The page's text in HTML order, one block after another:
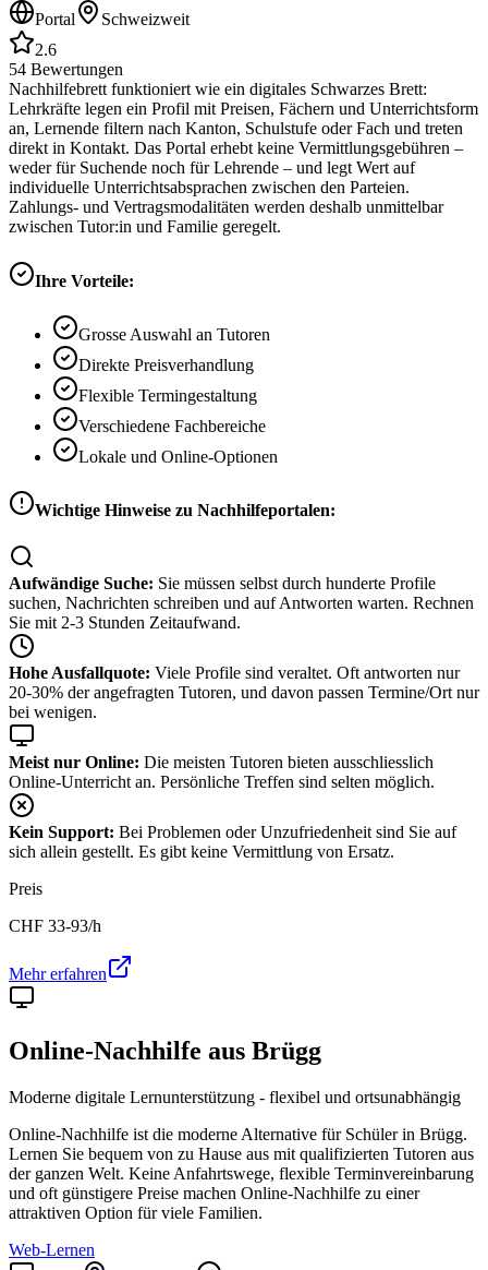
Portal
Schweizweit
2.6
54 Bewertungen
Nachhilfebrett funktioniert wie ein digitales Schwarzes Brett:
Lehrkräfte legen ein Profil mit Preisen, Fächern und Unterrichtsform
an, Lernende filtern nach Kanton, Schulstufe oder Fach und treten
direkt in Kontakt. Das Portal erhebt keine Vermittlungsgebühren –
weder für Suchende noch für Lehrende – und legt Wert auf
individuelle Unterrichtsabsprachen zwischen den Parteien.
Zahlungs- und Vertragsmodalitäten werden deshalb unmittelbar
zwischen Tutor:in und Familie geregelt.
Ihre Vorteile:
Grosse Auswahl an Tutoren
Direkte Preisverhandlung
Flexible Termingestaltung
Verschiedene Fachbereiche
Lokale und Online-Optionen
Wichtige Hinweise zu Nachhilfeportalen:
Aufwändige Suche: Sie müssen selbst durch hunderte Profile
suchen, Nachrichten schreiben und auf Antworten warten. Rechnen
Sie mit 2-3 Stunden Zeitaufwand.
Hohe Ausfallquote: Viele Profile sind veraltet. Oft antworten nur
20-30% der angefragten Tutoren, und davon passen Termine/Ort nur
bei wenigen.
Meist nur Online: Die meisten Tutoren bieten ausschliesslich
Online-Unterricht an. Persönliche Treffen sind selten möglich.
Kein Support: Bei Problemen oder Unzufriedenheit sind Sie auf
sich allein gestellt. Es gibt keine Vermittlung von Ersatz.
Preis
CHF 33-93/h
Mehr erfahren
Online-Nachhilfe aus Brügg
Moderne digitale Lernunterstützung - flexibel und ortsunabhängig
Online-Nachhilfe ist die moderne Alternative für Schüler in Brügg.
Lernen Sie bequem von zu Hause aus mit qualifizierten Tutoren aus
der ganzen Welt. Keine Anfahrtswege, flexible Terminvereinbarung
und oft günstigere Preise machen Online-Nachhilfe zu einer
attraktiven Option für viele Familien.
Web-Lernen